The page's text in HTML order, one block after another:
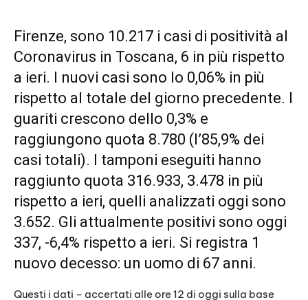
Firenze, sono 10.217 i casi di positività al
Coronavirus in Toscana, 6 in più rispetto
a ieri. I nuovi casi sono lo 0,06% in più
rispetto al totale del giorno precedente. I
guariti crescono dello 0,3% e
raggiungono quota 8.780 (l’85,9% dei
casi totali). I tamponi eseguiti hanno
raggiunto quota 316.933, 3.478 in più
rispetto a ieri, quelli analizzati oggi sono
3.652. Gli attualmente positivi sono oggi
337, -6,4% rispetto a ieri. Si registra 1
nuovo decesso: un uomo di 67 anni.
Questi i dati – accertati alle ore 12 di oggi sulla base